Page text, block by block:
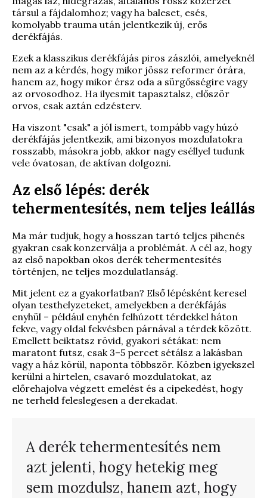
társul a fájdalomhoz; vagy ha baleset, esés,
komolyabb trauma után jelentkezik új, erős
derékfájás.
Ezek a klasszikus derékfájás piros zászlói, amelyeknél
nem az a kérdés, hogy mikor jössz reformer órára,
hanem az, hogy mikor érsz oda a sürgősségire vagy
az orvosodhoz. Ha ilyesmit tapasztalsz, először
orvos, csak aztán edzésterv.
Ha viszont "csak" a jól ismert, tompább vagy húzó
derékfájás jelentkezik, ami bizonyos mozdulatokra
rosszabb, másokra jobb, akkor nagy eséllyel tudunk
vele óvatosan, de aktívan dolgozni.
Az első lépés: derék
tehermentesítés, nem teljes leállás
Ma már tudjuk, hogy a hosszan tartó teljes pihenés
gyakran csak konzerválja a problémát. A cél az, hogy
az első napokban okos derék tehermentesítés
történjen, ne teljes mozdulatlanság.
Mit jelent ez a gyakorlatban? Első lépésként keresel
olyan testhelyzeteket, amelyekben a derékfájás
enyhül – például enyhén felhúzott térdekkel háton
fekve, vagy oldal fekvésben párnával a térdek között.
Emellett beiktatsz rövid, gyakori sétákat: nem
maratont futsz, csak 3–5 percet sétálsz a lakásban
vagy a ház körül, naponta többször. Közben igyekszel
kerülni a hirtelen, csavaró mozdulatokat, az
előrehajolva végzett emelést és a cipekedést, hogy
ne terheld feleslegesen a derekadat.
A derék tehermentesítés nem
azt jelenti, hogy hetekig meg
sem mozdulsz, hanem azt, hogy